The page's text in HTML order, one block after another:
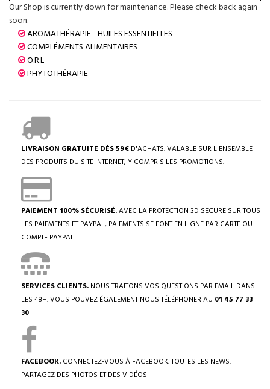
Our Shop is currently down for maintenance. Please check back again
soon.
AROMATHÉRAPIE - HUILES ESSENTIELLES
COMPLÉMENTS ALIMENTAIRES
O.R.L
PHYTOTHÉRAPIE
LIVRAISON GRATUITE DÈS 59€ D'ACHATS. VALABLE SUR L'ENSEMBLE
DES PRODUITS DU SITE INTERNET, Y COMPRIS LES PROMOTIONS.
PAIEMENT 100% SÉCURISÉ.AVEC LA PROTECTION 3D SECURE SUR TOUS
LES PAIEMENTS ET PAYPAL, PAIEMENTS SE FONT EN LIGNE PAR CARTE OU
COMPTE PAYPAL
SERVICES CLIENTS. NOUS TRAITONS VOS QUESTIONS PAR EMAIL DANS
LES 48H. VOUS POUVEZ ÉGALEMENT NOUS TÉLÉPHONER AU 01 45 77 33
30
FACEBOOK. CONNECTEZ-VOUS À FACEBOOK. TOUTES LES NEWS.
PARTAGEZ DES PHOTOS ET DES VIDÉOS